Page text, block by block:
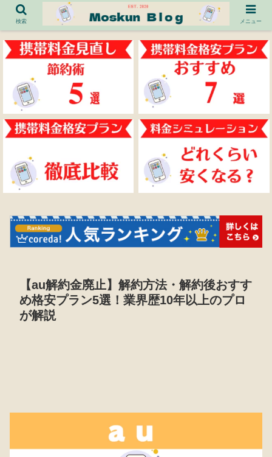
【au解約金廃止】解約方法・解約後おすす
め格安プラン5選！業界歴10年以上のプロ
が解説
検索 メニュー